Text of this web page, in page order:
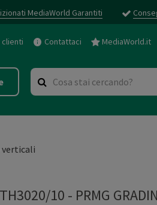
MediaWorld Garantiti
Contattaci MediaWorld.it
verticali
10 - PRMG